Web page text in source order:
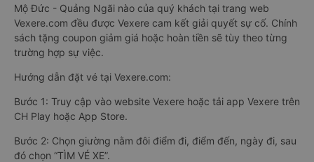
Mộ Đức - Quảng Ngãi nào của quý khách tại trang web
Vexere.com đều được Vexere cam kết giải quyết sự cố. Chính
sách tặng coupon giảm giá hoặc hoàn tiền sẽ tùy theo từng
trường hợp sự việc.
Hướng dẫn đặt vé tại Vexere.com:
Bước 1: Truy cập vào website Vexere hoặc tải app Vexere trên
CH Play hoặc App Store.
Bước 2: Chọn giường nằm đôi điểm đi, điểm đến, ngày đi, sau
đó chọn “TÌM VÉ XE”.